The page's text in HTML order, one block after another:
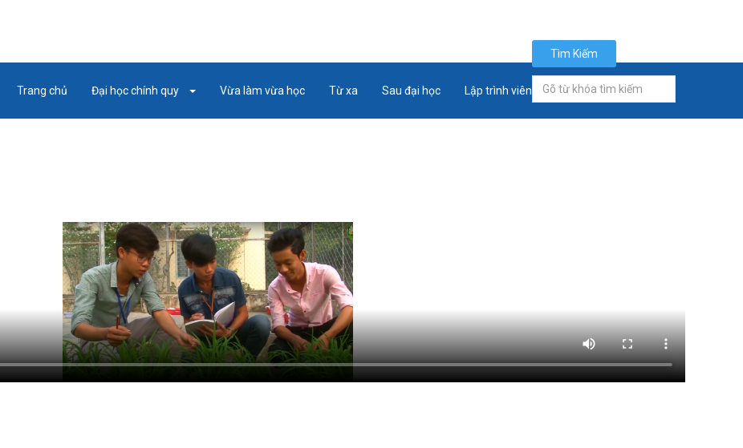
Trang chủ Đại học chính quy Vừa làm vừa học Từ xa Sau đại học Lập trình viên quốc tế Tân sinh viên
Tìm Kiếm
Tìm
kiếm